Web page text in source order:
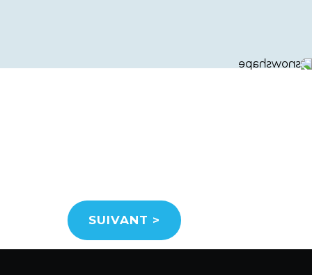
SUIVANT >